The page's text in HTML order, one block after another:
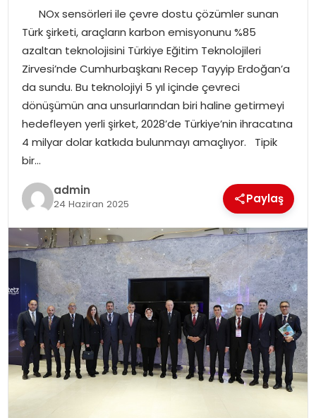
EKONOMI
MAGAZIN
DÜNYA
OTOMOBIL
NOx sensörleri ile çevre dostu çözümler sunan
Türk şirketi, araçların karbon emisyonunu %85
azaltan teknolojisini Türkiye Eğitim Teknolojileri
Zirvesi’nde Cumhurbaşkanı Recep Tayyip Erdoğan’a
da sundu. Bu teknolojiyi 5 yıl içinde çevreci
dönüşümün ana unsurlarından biri haline getirmeyi
hedefleyen yerli şirket, 2028’de Türkiye’nin ihracatına
4 milyar dolar katkıda bulunmayı amaçlıyor. Tipik
bir…
admin
24 Haziran 2025 Paylaş